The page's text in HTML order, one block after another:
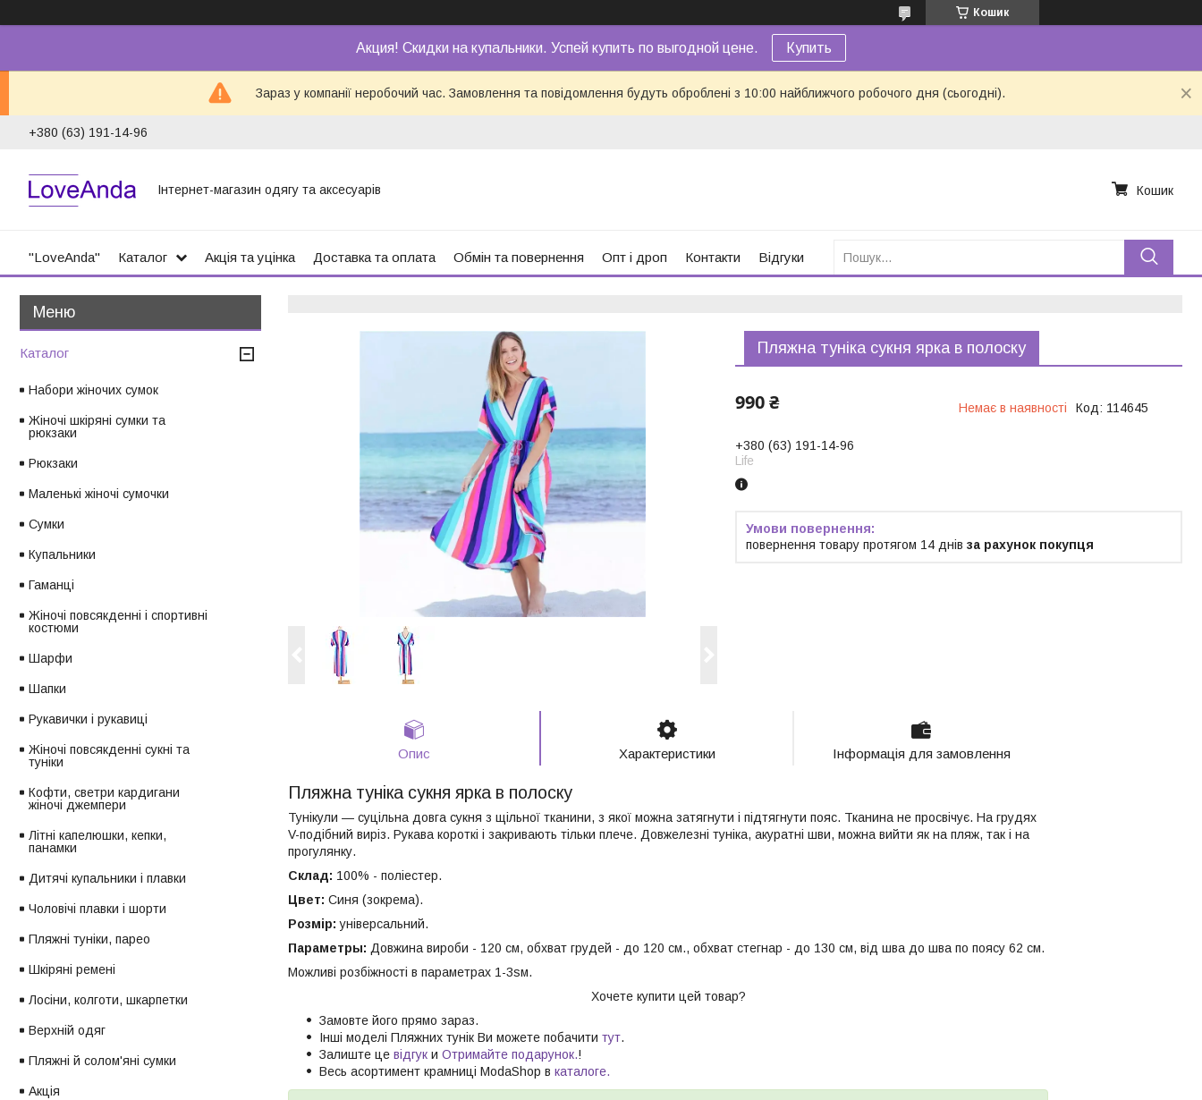
Кошик
Акция! Скидки на купальники. Успей купить по выгодной цене. Купить
Зараз у компанії неробочий час. Замовлення та повідомлення будуть оброблені з 10:00 найближчого робочого дня (сьогодні).
+380 (63) 191-14-96
Інтернет-магазин одягу та аксесуарів Кошик
"LoveAnda" Каталог Акція та уцінка Доставка та оплата Обмін та повернення Опт і дроп Контакти Відгуки
Пляжна туніка сукня ярка в полоску
990 ₴ Немає в наявності Код: 114645
+380 (63) 191-14-96
Life
повернення товару протягом 14 днів за рахунок покупця
Опис Характеристики Інформація для замовлення
Пляжна туніка сукня ярка в полоску
Тунікули — суцільна довга сукня з щільної тканини, з якої можна затягнути і підтягнути пояс. Тканина не просвічує. На грудях
V-подібний виріз. Рукава короткі і закривають тільки плече. Довжелезні туніка, акуратні шви, можна вийти як на пляж, так і на
прогулянку.
Склад: 100% - поліестер.
Цвет: Синя (зокрема).
Розмір:універсальний.
Параметры: Довжина вироби - 120 см, обхват грудей - до 120 см., обхват стегнар - до 130 см, від шва до шва по поясу 62 см.
Можливі розбіжності в параметрах 1-3sм.
Хочете купити цей товар?
Замовте його прямо зараз.
Інші моделі Пляжних тунік Ви можете побачити тут.
Залиште це відгук и Отримайте подарунок.!
Весь асортимент крамниці ModaShop в каталоге.
Каталог
Набори жіночих сумок
Жіночі шкіряні сумки та
рюкзаки
Рюкзаки
Маленькі жіночі сумочки
Сумки
Купальники
Гаманці
Жіночі повсякденні і спортивні
костюми
Шарфи
Шапки
Рукавички і рукавиці
Жіночі повсякденні сукні та
туніки
Кофти, светри кардигани
жіночі джемпери
Літні капелюшки, кепки,
панамки
Дитячі купальники і плавки
Чоловічі плавки і шорти
Пляжні туніки, парео
Шкіряні ремені
Лосіни, колготи, шкарпетки
Верхній одяг
Пляжні й солом'яні сумки
Акція